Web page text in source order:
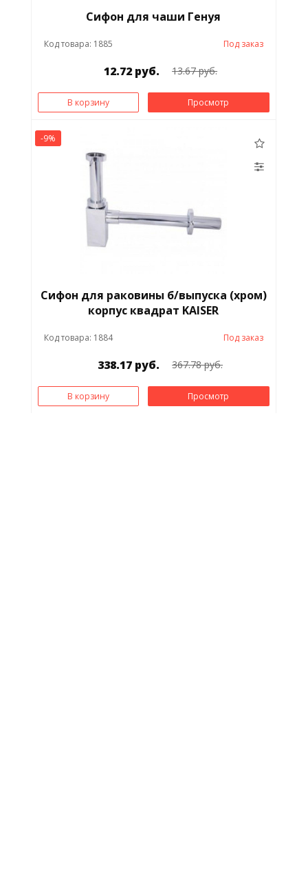
Сифон для чаши Генуя
Код товара: 1885 Под заказ
12.72 руб. 13.67 руб.
В корзину Просмотр
-9%
Сифон для раковины б/выпуска (хром)
корпус квадрат KAISER
Код товара: 1884 Под заказ
338.17 руб. 367.78 руб.
В корзину Просмотр